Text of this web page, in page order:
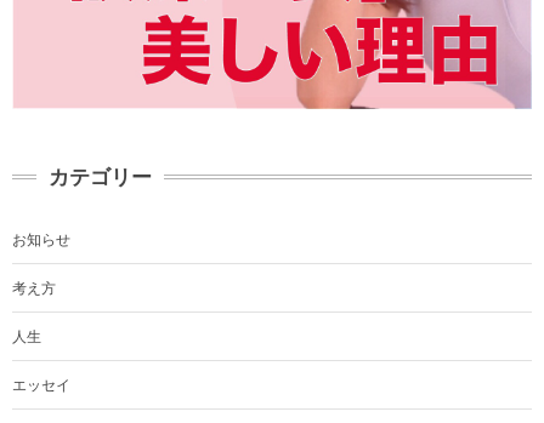
カテゴリー
お知らせ
考え方
人生
エッセイ